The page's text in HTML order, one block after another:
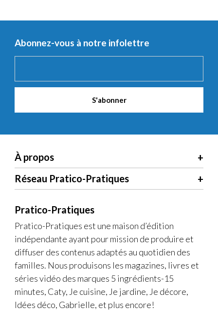
Abonnez-vous à notre infolettre
Pratico-Pratiques
Pratico-Pratiques est une maison d’édition
indépendante ayant pour mission de produire et
diffuser des contenus adaptés au quotidien des
familles. Nous produisons les magazines, livres et
séries vidéo des marques 5 ingrédients-15
minutes, Caty, Je cuisine, Je jardine, Je décore,
Idées déco, Gabrielle, et plus encore!
À propos
Réseau Pratico-Pratiques